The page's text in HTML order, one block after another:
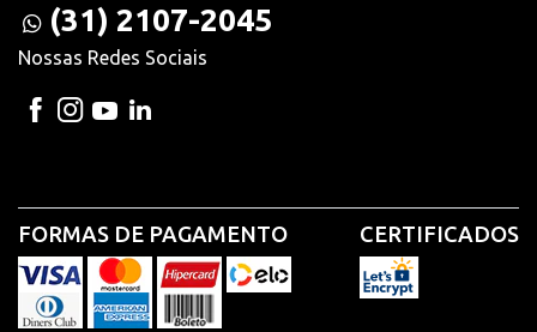
(31) 2107-2045
Nossas Redes Sociais
FORMAS DE PAGAMENTO CERTIFICADOS